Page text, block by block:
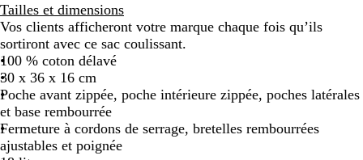
r
t
m
i
l
i
t
a
i
e
u
m
a
r
i
n
e
O
h
a
r
a
Tailles et dimensions
Vos clients afficheront votre marque chaque fois qu’ils
sortiront avec ce sac coulissant.
100 % coton délavé
30 x 36 x 16 cm
Poche avant zippée, poche intérieure zippée, poches latérales
et base rembourrée
Fermeture à cordons de serrage, bretelles rembourrées
ajustables et poignée